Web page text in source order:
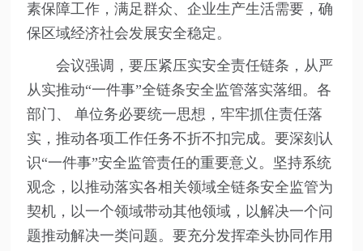
素保障工作，满足群众、企业生产生活需要，确
保区域经济社会发展安全稳定。
会议强调，要压紧压实安全责任链条，从严
从实推动“一件事”全链条安全监管落实落细。各
部门、 单位务必要统一思想，牢牢抓住责任落
实，推动各项工作任务不折不扣完成。要深刻认
识“一件事”安全监管责任的重要意义。坚持系统
观念，以推动落实各相关领域全链条安全监管为
契机，以一个领域带动其他领域，以解决一个问
题推动解决一类问题。要充分发挥牵头协同作用